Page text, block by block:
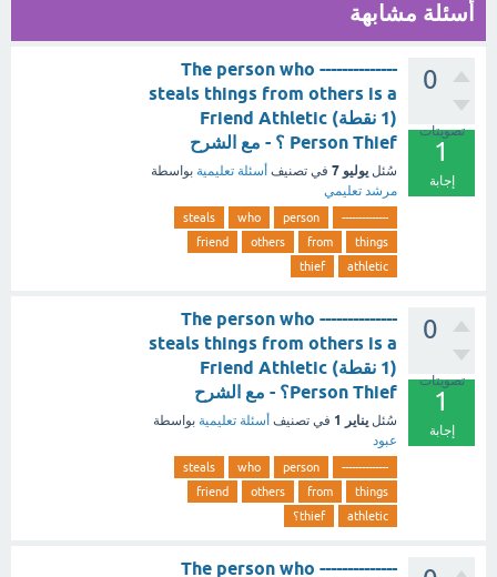
أسئلة مشابهة
0
تصويتات
1
إجابة
-------------- The person who
steals things from others is a
(1 نقطة) Friend Athletic
Person Thief ؟ - مع الشرح
سُئل يوليو 7 في تصنيف أسئلة تعليمية بواسطة
مرشد تعليمي
--------------
person
who
steals
things
from
others
friend
athletic
thief
0
تصويتات
1
إجابة
-------------- The person who
steals things from others is a
(1 نقطة) Friend Athletic
Person Thief؟ - مع الشرح
سُئل يناير 1 في تصنيف أسئلة تعليمية بواسطة
عبود
--------------
person
who
steals
things
from
others
friend
athletic
thief؟
-------------- The person who